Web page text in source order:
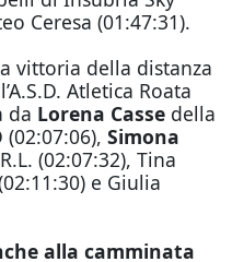
Ceresa (01:47:31).
vittoria della distanza
Atletica Roata
da Lorena Casse della
(02:07:06), Simona
(02:07:32), Tina
e Giulia
alla camminata